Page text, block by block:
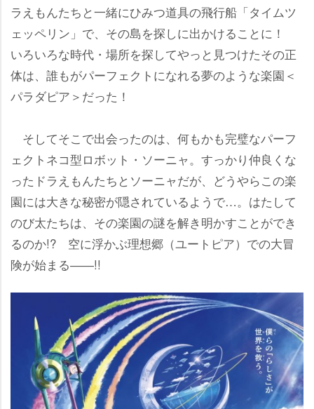
ラえもんたちと一緒にひみつ道具の飛行船「タイムツ
ェッペリン」で、その島を探しに出かけることに！
いろいろな時代・場所を探してやっと見つけたその正
体は、誰もがパーフェクトになれる夢のような楽園＜
パラダピア＞だった！
そしてそこで出会ったのは、何もかも完璧なパーフ
ェクトネコ型ロボット・ソーニャ。すっかり仲良くな
ったドラえもんたちとソーニャだが、どうやらこの楽
園には大きな秘密が隠されているようで…。はたして
のび太たちは、その楽園の謎を解き明かすことができ
るのか!? 空に浮かぶ理想郷（ユートピア）での大冒
険が始まる――!!